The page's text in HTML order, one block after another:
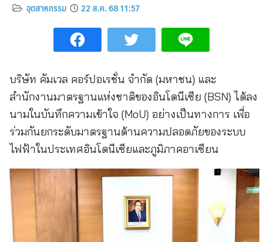
อุตสาหกรรม 22 ส.ค. 68 11:57
บริษัท คัมเวล คอร์ปอเรชั่น จำกัด (มหาชน) และ
สำนักงานมาตรฐานแห่งชาติของอินโดนีเซีย (BSN) ได้ลง
นามในบันทึกความเข้าใจ (MoU) อย่างเป็นทางการ เพื่อ
ร่วมกันยกระดับมาตรฐานด้านความปลอดภัยของระบบ
ไฟฟ้าในประเทศอินโดนีเซียและภูมิภาคอาเซียน